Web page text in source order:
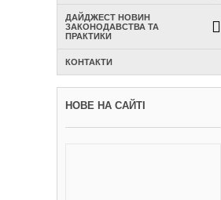
ДАЙДЖЕСТ НОВИН
ЗАКОНОДАВСТВА ТА
ПРАКТИКИ
КОНТАКТИ
НОВЕ НА САЙТІ